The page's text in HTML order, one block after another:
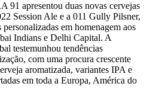
91 apresentou duas novas cervejas
Session Ale e a 011 Gully Pilsner,
em homenagem aos
Indians e Delhi Capital. A
testemunhou tendências
com uma procura crescente
aromatizada, variantes IPA e
em toda a Europa, América do